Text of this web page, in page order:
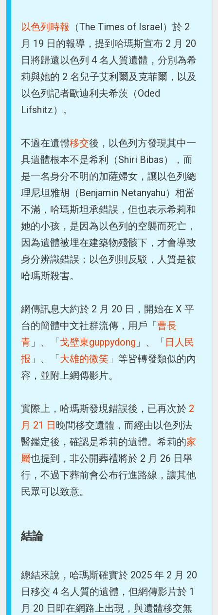
以色列時報
（The Times of Israel）於 2
月 19 日的報導，提到哈瑪斯宣布 2 月 20
日將歸還以色列 4 名人質遺體，分別為希
莉與她的 2 名兒子艾利爾及克菲爾，以及
以色列記者歐迪利夫希茨（Oded
Lifshitz）。
不過在遺體移交後，以色列方發現其中一
具遺體根本不是希利（Shiri Bibas），而
是一名身分不明的加薩婦女，讓以色列總
理尼坦雅胡（Benjamin Netanyahu）相當
不滿，哈瑪斯坦承錯誤，但也表示希莉和
她的小孩，是因為以色列的空襲而死亡，
因為遺體被埋在建築物殘骸下，才會導致
身分辨識錯誤；以色列則反駁，人質是被
哈瑪斯殺害。
網傳訊息大約於 2 月 20 日，開始在 X 平
台的簡體中文社群流傳，用戶「曹長
青 」、「戈壁東guppydong 」、「 日人民
报 」、「大雄的微笑 」等皆轉發類似的內
容，並附上網傳影片。
實際上，哈瑪斯發現錯誤後，已再次於 2
月 21 日晚間移交遺體，而經由以色列法
醫鑑定後，確認是希莉的遺體。希莉的家
屬也提到，非公開葬禮將於 2 月 26 日舉
行，不過下葬前會公布行進路線，讓其他
民眾可以致意。
結論
總結來說，哈瑪斯確實於 2025 年 2 月 20
日移交 4 名人質的遺體，但網傳影片於 1
月 20 日即在網路上出現，與遺體移交無